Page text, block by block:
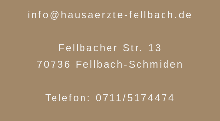
info@hausaerzte-fellbach.de
Fellbacher Str. 13
70736 Fellbach-Schmiden
Telefon: 0711/5174474